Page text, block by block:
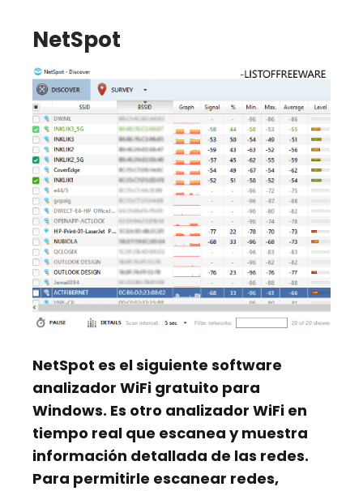
NetSpot
NetSpot es el siguiente software
analizador WiFi gratuito para
Windows. Es otro analizador WiFi en
tiempo real que escanea y muestra
información detallada de las redes.
Para permitirle escanear redes,